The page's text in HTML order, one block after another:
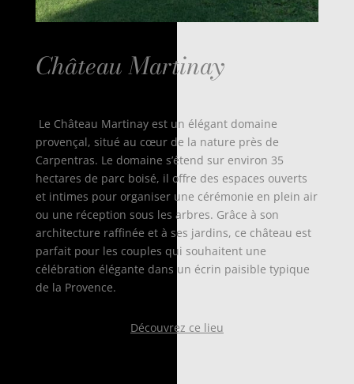
Château Martinay
Le Château Martinay est un élégant domaine
provençal, situé au cœur de la nature près de
Carpentras. Le domaine s’étend sur environ 35
hectares de parc boisé, il offre des espaces ouverts
et intimes pour organiser une cérémonie en plein air
ou une réception sous les arbres. Grâce à son
architecture raffinée et à ses jardins, ce château est
parfait pour les couples qui souhaitent une
célébration élégante dans un écrin paisible typique
de la Provence.
Découvrez ce lieu